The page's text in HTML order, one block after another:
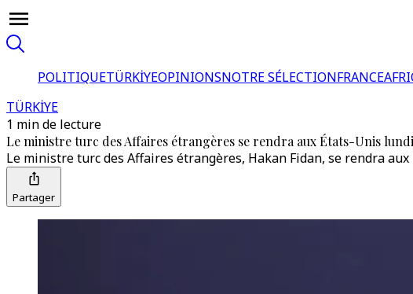
POLITIQUETÜRKİYEOPINIONSNOTRE SÉLECTIONFRANCE
TÜRKİYE
1 min de lecture
Le ministre turc des Affaires étrangères se rendra aux États-Unis lundi
Le ministre turc des Affaires étrangères, Hakan Fidan, se rendra
Partager